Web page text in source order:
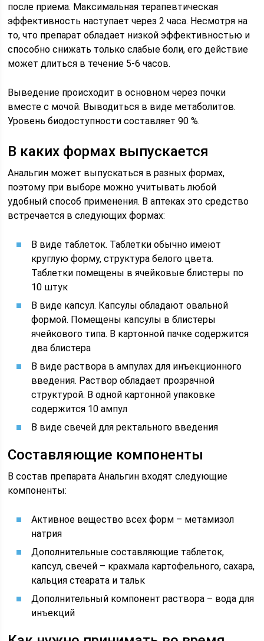
после приема. Максимальная терапевтическая
эффективность наступает через 2 часа. Несмотря на
то, что препарат обладает низкой эффективностью и
способно снижать только слабые боли, его действие
может длиться в течение 5-6 часов.
Выведение происходит в основном через почки
вместе с мочой. Выводиться в виде метаболитов.
Уровень биодоступности составляет 90 %.
В каких формах выпускается
Анальгин может выпускаться в разных формах,
поэтому при выборе можно учитывать любой
удобный способ применения. В аптеках это средство
встречается в следующих формах:
В виде таблеток. Таблетки обычно имеют
круглую форму, структура белого цвета.
Таблетки помещены в ячейковые блистеры по
10 штук
В виде капсул. Капсулы обладают овальной
формой. Помещены капсулы в блистеры
ячейкового типа. В картонной пачке содержится
два блистера
В виде раствора в ампулах для инъекционного
введения. Раствор обладает прозрачной
структурой. В одной картонной упаковке
содержится 10 ампул
В виде свечей для ректального введения
Составляющие компоненты
В состав препарата Анальгин входят следующие
компоненты:
Активное вещество всех форм – метамизол
натрия
Дополнительные составляющие таблеток,
капсул, свечей – крахмала картофельного, сахара,
кальция стеарата и тальк
Дополнительный компонент раствора – вода для
инъекций